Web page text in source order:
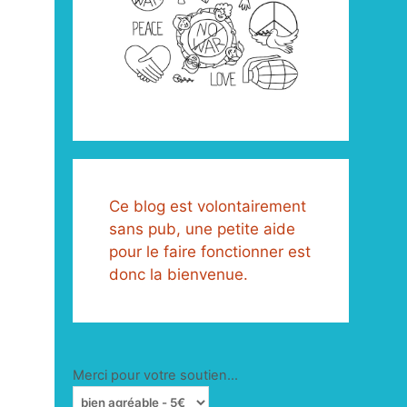
Ce blog est volontairement
sans pub, une petite aide
pour le faire fonctionner est
donc la bienvenue.
Merci pour votre soutien...